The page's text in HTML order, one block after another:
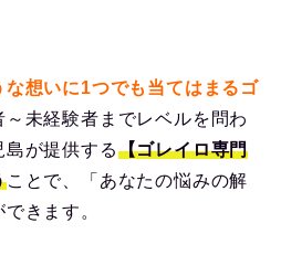
な想いに1つでも当てはまるゴ
未経験者までレベルを問わ
が提供する【ゴレイロ専門
ことで、「あなたの悩みの解
きます。